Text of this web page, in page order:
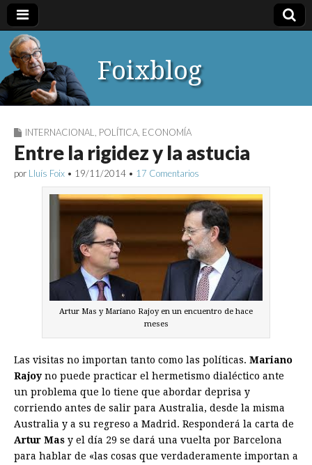
Foixblog
INTERNACIONAL POLÍTICA ECONOMÍA
Entre la rigidez y la astucia
por Lluís Foix • 19/11/2014 • 17 Comentarios
Artur Mas y Mariano Rajoy en un encuentro de hace
meses
Las visitas no importan tanto como las políticas. Mariano
Rajoyno puede practicar el hermetismo dialéctico ante
un problema que lo tiene que abordar deprisa y
corriendo antes de salir para Australia, desde la misma
Australia y a su regreso a Madrid. Responderá la carta de
Artur Mas y el día 29 se dará una vuelta por Barcelona
para hablar de «las cosas que verdaderamente importan a